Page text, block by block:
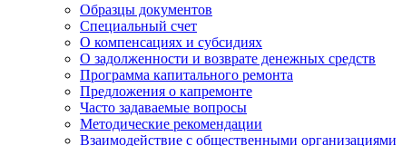
Образцы документов
Специальный счет
О компенсациях и субсидиях
О задолженности и возврате денежных средств
Программа капитального ремонта
Предложения о капремонте
Часто задаваемые вопросы
Методические рекомендации
Взаимодействие с общественными организациями